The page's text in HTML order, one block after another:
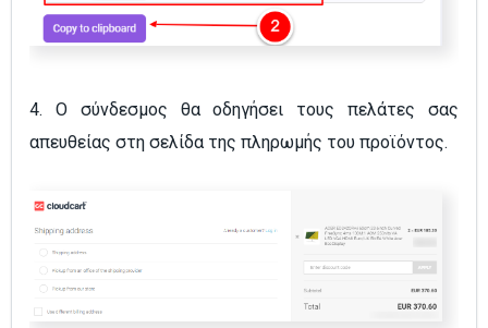
4. Ο σύνδεσμος θα οδηγήσει τους πελάτες σας
απευθείας στη σελίδα της πληρωμής του προϊόντος.